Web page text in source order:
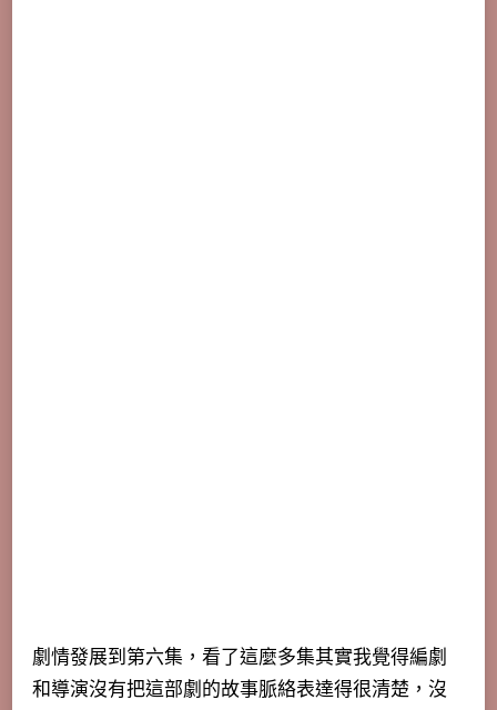
劇情發展到第六集，看了這麼多集其實我覺得編劇
和導演沒有把這部劇的故事脈絡表達得很清楚，沒